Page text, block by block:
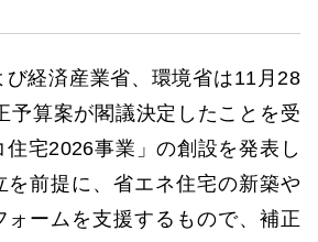
経済産業省、環境省は11月28
予算案が閣議決定したことを受
宅2026事業」の創設を発表し
を前提に、省エネ住宅の新築や
ォームを支援するもので、補正